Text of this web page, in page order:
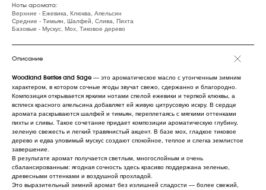
Ноты аромата:
Верхние - Ежевика, Клюква, Апельсин
Средние - Тимьян, Шалфей, Слива, Пихта
Базовые - Мускус, Мох, Тиковое дерево
Описание
Woodland Berries and Sage — это ароматическое масло с утонченным зимним
характером, в котором сочные ягоды звучат свежо, сдержанно и благородно.
Композиция открывается яркими нотами спелой ежевики и терпкой клюквы, а
всплеск красного апельсина добавляет ей живую цитрусовую искру. В сердце
аромата раскрываются шалфей и тимьян, переплетаясь с мягкими оттенками
пихты и сливы. Такое сочетание придает композиции ароматическую глубину,
зеленую свежесть и легкий травянистый акцент. В базе мох, гладкое тиковое
дерево и едва уловимый мускус создают спокойное, теплое и слегка землистое
завершение.
В результате аромат получается светлым, многослойным и очень
сбалансированным: ягодная сочность здесь красиво поддержана зеленью,
древесными оттенками и воздушной прохладой.
Это выразительный зимний аромат без излишней сладости — более свежий,